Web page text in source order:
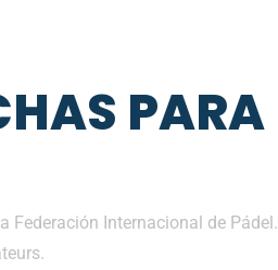
PARA
Federación Internacional de Pádel.